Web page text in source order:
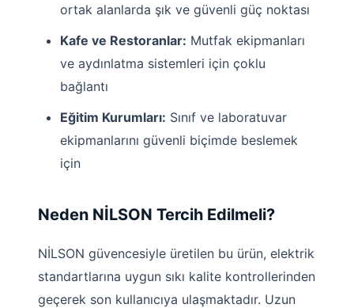
ortak alanlarda şık ve güvenli güç noktası
Kafe ve Restoranlar: Mutfak ekipmanları
ve aydınlatma sistemleri için çoklu
bağlantı
Eğitim Kurumları: Sınıf ve laboratuvar
ekipmanlarını güvenli biçimde beslemek
için
Neden NİLSON Tercih Edilmeli?
NİLSON güvencesiyle üretilen bu ürün, elektrik
standartlarına uygun sıkı kalite kontrollerinden
geçerek son kullanıcıya ulaşmaktadır. Uzun